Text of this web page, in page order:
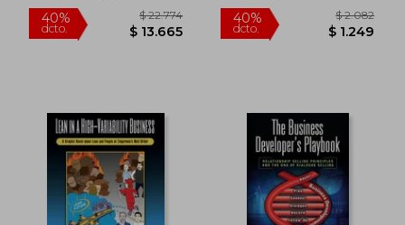
40%
dcto. $ 12.265
40%
dcto.